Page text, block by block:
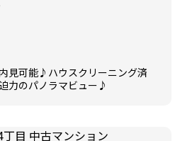
見可能♪ハウスクリーニング済
力のパノラマビュー♪